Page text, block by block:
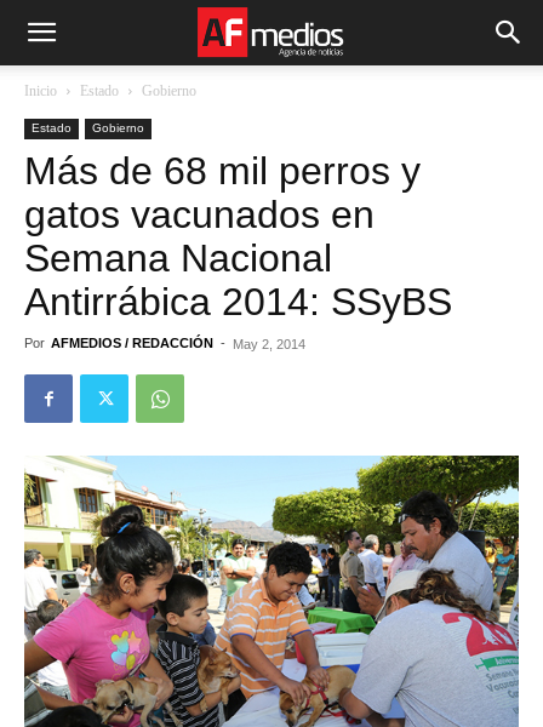
Inicio Estado Gobierno
Estado Gobierno
Más de 68 mil perros y
gatos vacunados en
Semana Nacional
Antirrábica 2014: SSyBS
Por AFMEDIOS / REDACCIÓN - May 2, 2014